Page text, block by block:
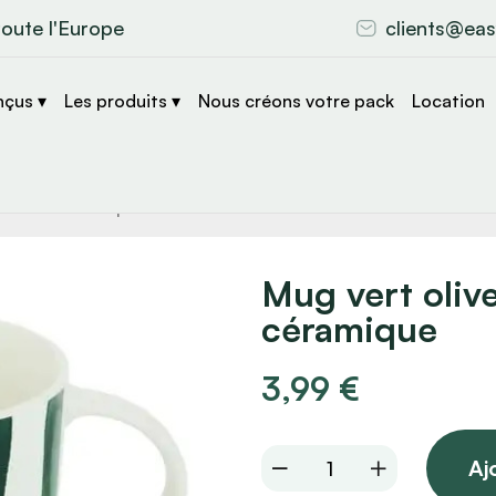
l'Europe
▾ Les produits ▾ Nous créons votre pack Location
Mug vert
céramique
3,99 €
Mug